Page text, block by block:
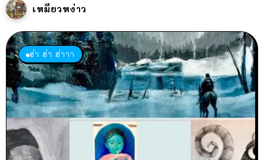
เหมียวหง่าว
ฮ่า ฮ่า ฮ่าาา